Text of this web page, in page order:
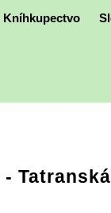
Kníhkupectvo
- Tatranská